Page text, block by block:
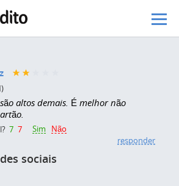
altos demais. É melhor não
7 7 Sim
Não
responder
sociais